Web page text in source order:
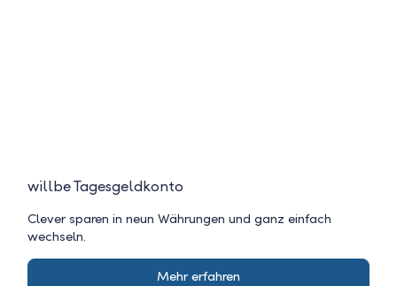
willbe Tagesgeldkonto
Clever sparen in neun Währungen und ganz einfach
wechseln.
Mehr erfahren